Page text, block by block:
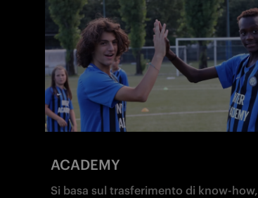
ACADEMY
Si basa sul trasferimento di know-how,